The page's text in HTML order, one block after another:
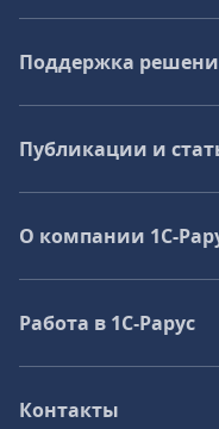
Поддержка
Публикации и
О компании 1C-
Работа в 1С‑Рарус
Контакты